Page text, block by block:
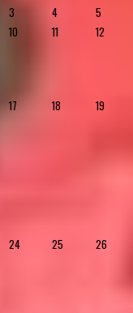
3
4 5
10
11 12
17 18 19
24 25 26